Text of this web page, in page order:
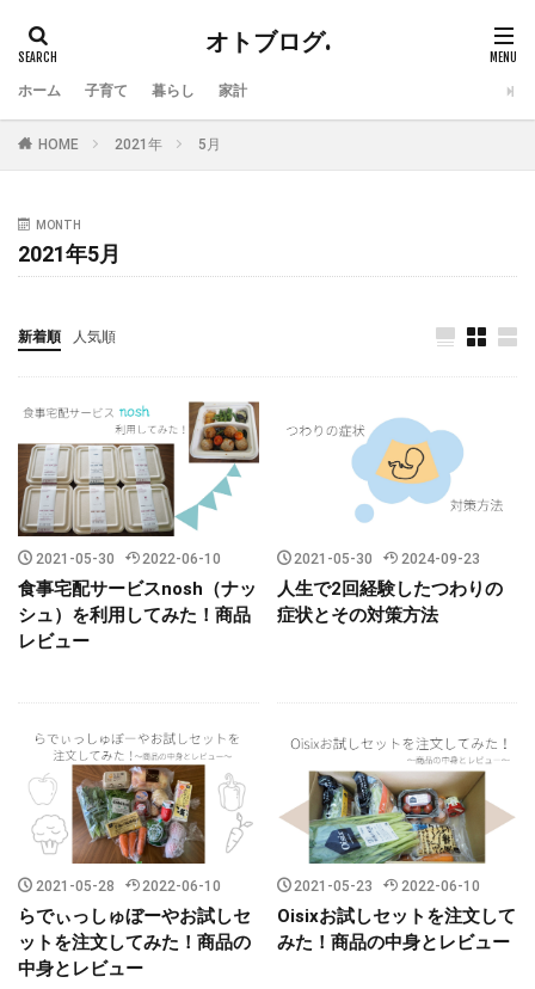
オトブログ.
ホーム 子育て 暮らし 家計
HOME 2021年 5月
MONTH
2021年5月
新着順 人気順
2021-05-30 2022-06-10
食事宅配サービスnosh（ナッ
シュ）を利用してみた！商品
レビュー
2021-05-30 2024-09-23
人生で2回経験したつわりの
症状とその対策方法
2021-05-28 2022-06-10
らでぃっしゅぼーやお試しセ
ットを注文してみた！商品の
中身とレビュー
2021-05-23 2022-06-10
Oisixお試しセットを注文して
みた！商品の中身とレビュー